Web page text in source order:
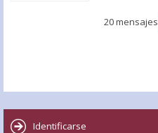
20 mensajes
Identificarse